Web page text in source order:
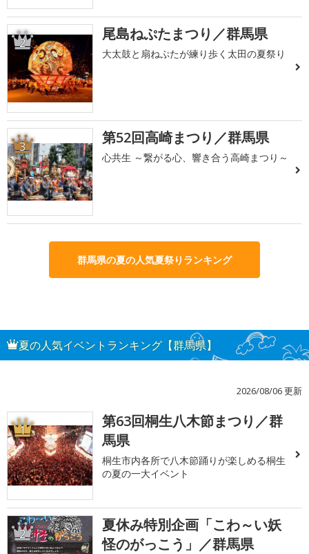
2 尾島ねぷたまつり／群馬県
大太鼓と扇ねぷたが練り歩く太田の夏祭り
3 第52回高崎まつり／群馬県
心共生 ～繋がる心、響き合う高崎まつり～
群馬県の夏の人気夏祭りランキング
夏の人気イベントランキング【群馬県】
2026/08/06 更新
1
第63回桐生八木節まつり／群
馬県
桐生市内各所で八木節踊りが楽しめる桐生
の夏の一大イベント
2
夏休み特別企画「こわ～い妖
怪のがっこう」／群馬県